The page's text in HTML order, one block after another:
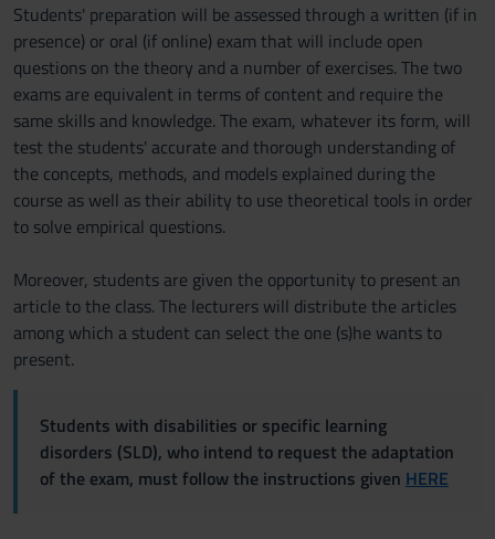
Students' preparation will be assessed through a written (if in
presence) or oral (if online) exam that will include open
questions on the theory and a number of exercises. The two
exams are equivalent in terms of content and require the
same skills and knowledge. The exam, whatever its form, will
test the students' accurate and thorough understanding of
the concepts, methods, and models explained during the
course as well as their ability to use theoretical tools in order
to solve empirical questions.
Moreover, students are given the opportunity to present an
article to the class. The lecturers will distribute the articles
among which a student can select the one (s)he wants to
present.
Students with disabilities or specific learning
disorders (SLD), who intend to request the adaptation
of the exam, must follow the instructions given HERE